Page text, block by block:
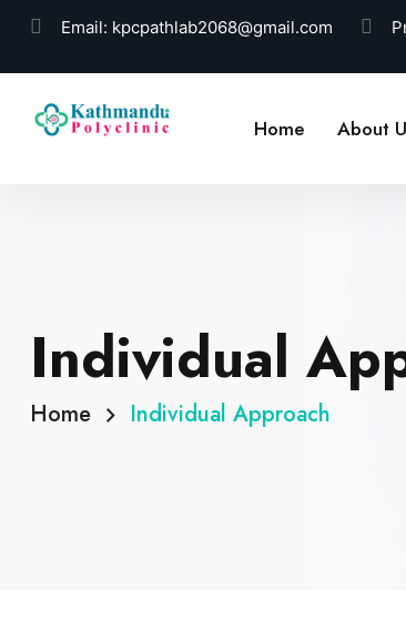
Email: kpcpathlab2068@gmail.com
Home About
Individual
Home Individual Approach